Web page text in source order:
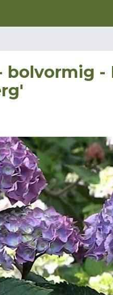
bolvormig -